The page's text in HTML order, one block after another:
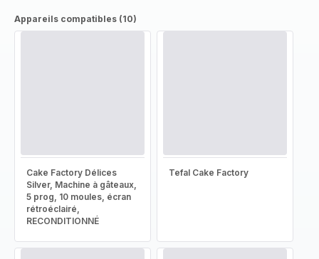
Appareils compatibles (10)
Cake Factory Délices
Silver, Machine à gâteaux,
5 prog, 10 moules, écran
rétroéclairé,
RECONDITIONNÉ
Tefal Cake Factory